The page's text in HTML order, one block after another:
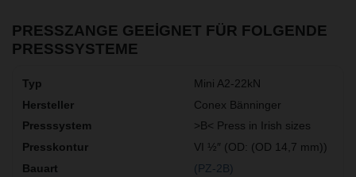
PRESSZANGE GEEIGNET FÜR FOLGENDE
PRESSSYSTEME
Mini A2-22kN
Conex Bänninger
>B< Press in Irish sizes
VI ½″ (OD: (OD 14,7 mm))
(PZ-2B)